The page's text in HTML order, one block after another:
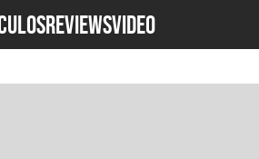
REVIEWSVideo